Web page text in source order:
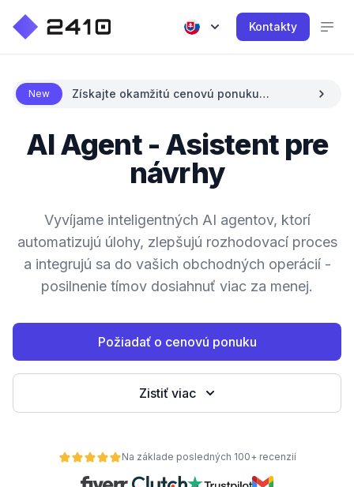
Kontakty
New
Získajte okamžitú cenovú ponuku
AI Agent - Asistent pre
návrhy
Vyvíjame inteligentných AI agentov, ktorí
automatizujú úlohy, zlepšujú rozhodovací proces
a integrujú sa do vašich obchodných operácií -
posilnenie tímov dosiahnuť viac za menej.
Požiadať o cenovú ponuku
Zistiť viac
Na základe posledných 100+ recenzií